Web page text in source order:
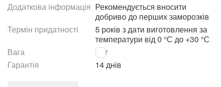
Додаткова інформація Рекомендується вносити
добриво до перших заморозків
Термін придатності
5 років з дати виготовлення за
температури від 0 °С до +30 °С
Вага
5 кг
Гарантія
14 днів